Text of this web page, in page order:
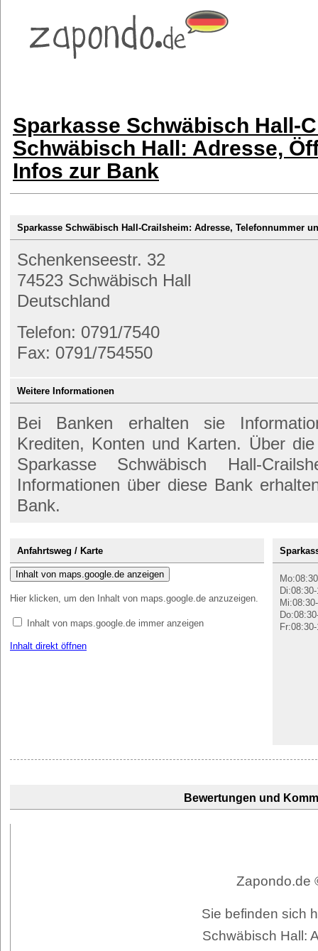
Sparkasse Schwäbisch Hall-
Schwäbisch Hall: Adresse,
Infos zur Bank
Sparkasse Schwäbisch Hall-Crailsheim: Adresse, Telefonnummer
Schenkenseestr. 32
74523 Schwäbisch Hall
Deutschland
Telefon: 0791/7540
Fax: 0791/754550
Weitere Informationen
Bei Banken erhalten sie
Krediten, Konten und Karten. Über
Sparkasse Schwäbisch Hall-
Informationen über diese Bank
Bank.
Anfahrtsweg / Karte
Inhalt von maps.google.de anzeigen
Hier klicken, um den Inhalt von maps.google.de anzuzeigen.
Inhalt von maps.google.de immer anzeigen
Inhalt direkt öffnen
Bewertungen und
Zapondo.de
Sie befinden sich
Schwäbisch Hall: